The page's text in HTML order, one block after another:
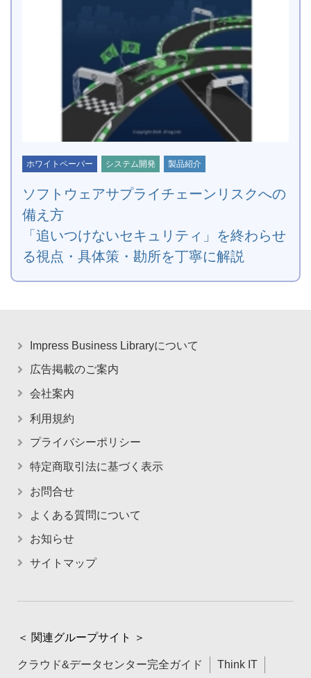
ホワイトペーパー システム開発 製品紹介
ソフトウェアサプライチェーンリスクへの
備え方
「追いつけないセキュリティ」を終わらせ
る視点・具体策・勘所を丁寧に解説
Impress Business Libraryについて
広告掲載のご案内
会社案内
利用規約
プライバシーポリシー
特定商取引法に基づく表示
お問合せ
よくある質問について
お知らせ
サイトマップ
＜ 関連グループサイト ＞
クラウド&データセンター完全ガイド Think IT